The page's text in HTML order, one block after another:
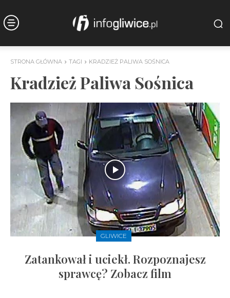
STRONA GŁÓWNA TAGI KRADZIEŻ PALIWA SOŚNICA
Kradzież Paliwa Sośnica
GLIWICE
Zatankował i uciekł. Rozpoznajesz
sprawcę? Zobacz film